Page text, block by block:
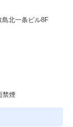
北⼀条ビル8F
禁煙